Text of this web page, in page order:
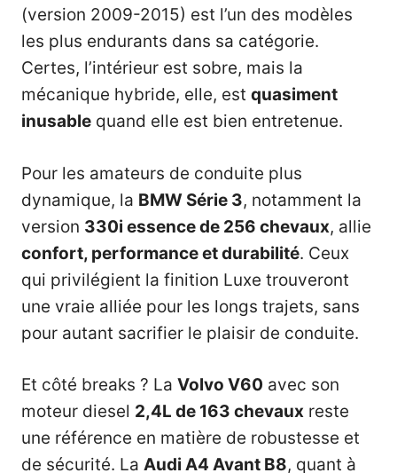
(version 2009-2015) est l’un des modèles
les plus endurants dans sa catégorie.
Certes, l’intérieur est sobre, mais la
mécanique hybride, elle, est quasiment
inusable quand elle est bien entretenue.
Pour les amateurs de conduite plus
dynamique, la BMW Série 3, notamment la
version 330i essence de 256 chevaux, allie
confort, performance et durabilité. Ceux
qui privilégient la finition Luxe trouveront
une vraie alliée pour les longs trajets, sans
pour autant sacrifier le plaisir de conduite.
Et côté breaks ? La Volvo V60 avec son
moteur diesel 2,4L de 163 chevaux reste
une référence en matière de robustesse et
de sécurité. La Audi A4 Avant B8, quant à